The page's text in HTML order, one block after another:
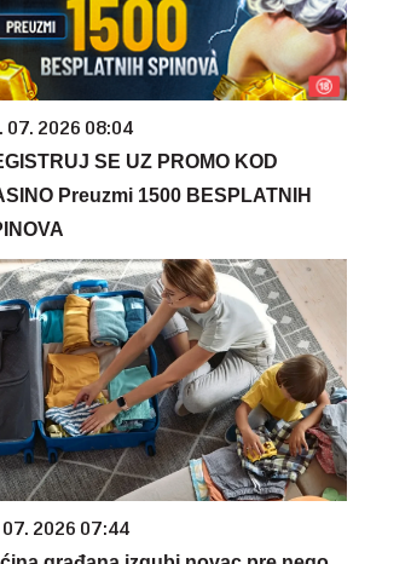
07. 2026 08:04
SE UZ PROMO KOD
Preuzmi 1500 BESPLATNIH
07. 2026 07:44